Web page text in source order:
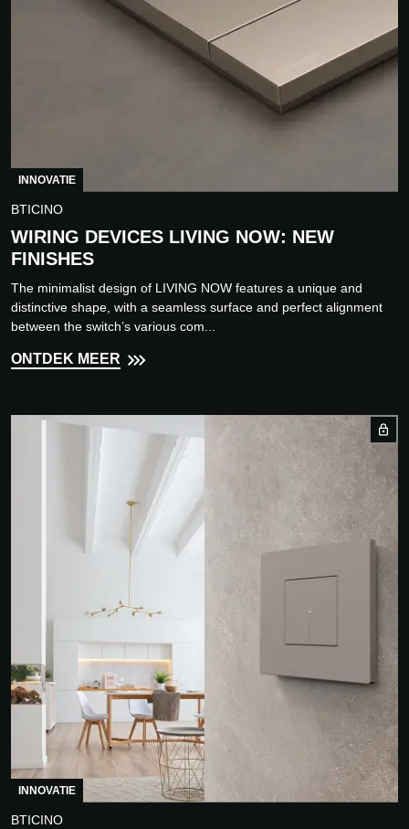
INNOVATIE
BTICINO
WIRING DEVICES LIVING NOW: NEW
FINISHES
The minimalist design of LIVING NOW features a unique and
distinctive shape, with a seamless surface and perfect alignment
between the switch’s various com...
ONTDEK MEER
INNOVATIE
BTICINO